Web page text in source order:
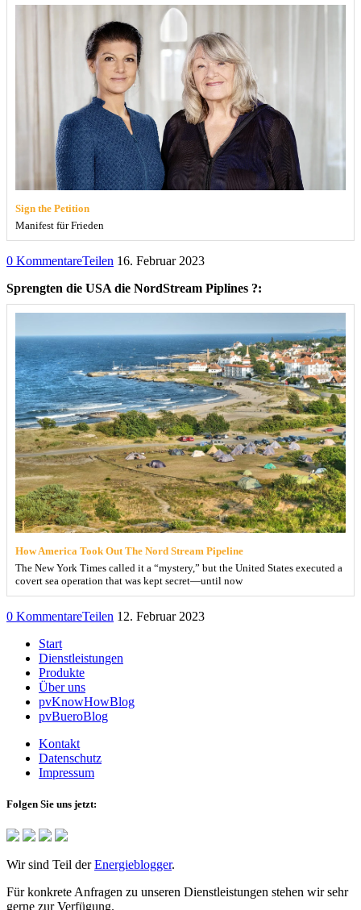
Sign the Petition
Manifest für Frieden
0 KommentareTeilen 16. Februar 2023
Sprengten die USA die NordStream Piplines ?:
How America Took Out The Nord Stream Pipeline
The New York Times called it a “mystery,” but the United States executed a
covert sea operation that was kept secret—until now
0 KommentareTeilen 12. Februar 2023
Start
Dienstleistungen
Produkte
Über uns
pvKnowHowBlog
pvBueroBlog
Kontakt
Datenschutz
Impressum
Folgen Sie uns jetzt:
Wir sind Teil derEnergieblogger.
Für konkrete Anfragen zu unseren Dienstleistungen stehen wir sehr
gerne zur Verfügung.